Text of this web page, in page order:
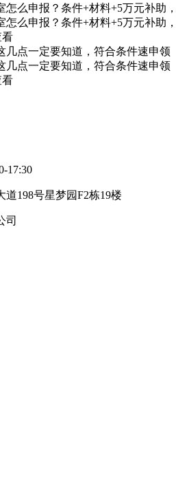
怎么申报？条件+材料+5万元补助
怎么申报？条件+材料+5万元补助
看
几点一定要知道，符合条件速申领
几点一定要知道，符合条件速申领
看
17:30
198号星梦园F2栋19楼
司